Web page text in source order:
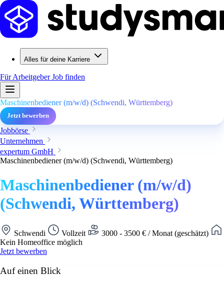
Alles für deine Karriere
Für ArbeitgeberJob finden
Maschinenbediener (m/w/d) (Schwendi, Württemberg)
Jetzt bewerben
Jobbörse
Unternehmen
expertum GmbH
Maschinenbediener (m/w/d) (Schwendi, Württemberg)
Maschinenbediener (m/w/d)
(Schwendi, Württemberg)
Schwendi Vollzeit
3000 - 3500 € / Monat (geschätzt)
Kein Homeoffice möglich
Jetzt bewerben
Auf einen Blick